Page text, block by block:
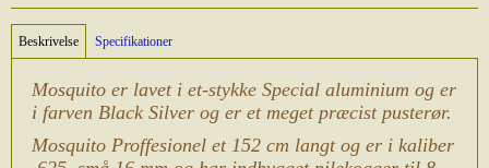
Beskrivelse Specifikationer
Mosquito er lavet i et-stykke Special aluminium og er
i farven Black Silver og er et meget præcist pusterør.
Mosquito Proffesionel et 152 cm langt og er i kaliber